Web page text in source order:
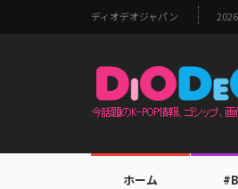
ディオデオジャパン
ホーム